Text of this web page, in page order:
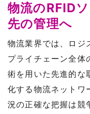
物流のRFID
先の管理へ
物流業界では、ロジ
プライチェーン全体
術を用いた先進的な
化する物流ネットワ
況の正確な把握は競